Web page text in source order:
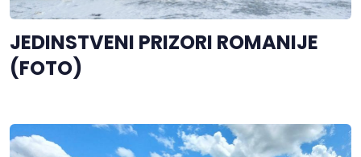
JEDINSTVENI PRIZORI ROMANIJE
(FOTO)